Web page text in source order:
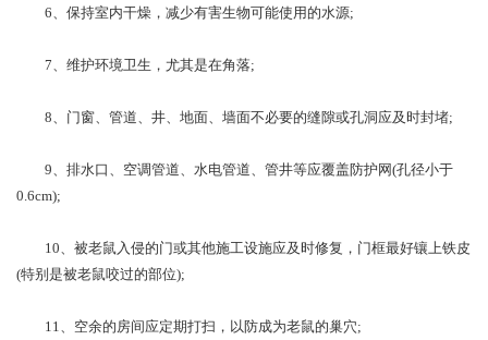
6、保持室内干燥，减少有害生物可能使用的水源;
7、维护环境卫生，尤其是在角落;
8、门窗、管道、井、地面、墙面不必要的缝隙或孔洞应及时封堵;
9、排水口、空调管道、水电管道、管井等应覆盖防护网(孔径小于
0.6cm);
10、被老鼠入侵的门或其他施工设施应及时修复，门框最好镶上铁皮
(特别是被老鼠咬过的部位);
11、空余的房间应定期打扫，以防成为老鼠的巢穴;